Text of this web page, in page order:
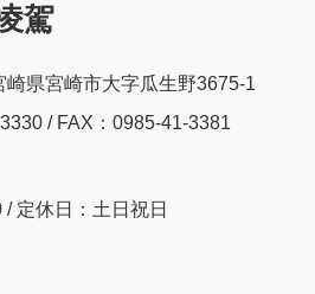
駕
県宮崎市大字瓜生野3675-1
/ FAX：0985-41-3381
定休日：土日祝日